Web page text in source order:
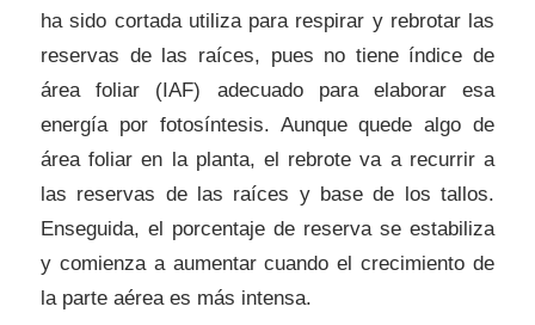
ha sido cortada utiliza para respirar y rebrotar las
reservas de las raíces, pues no tiene índice de
área foliar (IAF) adecuado para elaborar esa
energía por fotosíntesis. Aunque quede algo de
área foliar en la planta, el rebrote va a recurrir a
las reservas de las raíces y base de los tallos.
Enseguida, el porcentaje de reserva se estabiliza
y comienza a aumentar cuando el crecimiento de
la parte aérea es más intensa.